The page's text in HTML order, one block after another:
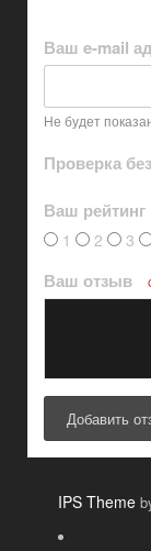
Ваш e-mail
Не будет
Проверка
Ваш рейтинг
1 2 3
Ваш отзыв
Добавить
IPS Theme